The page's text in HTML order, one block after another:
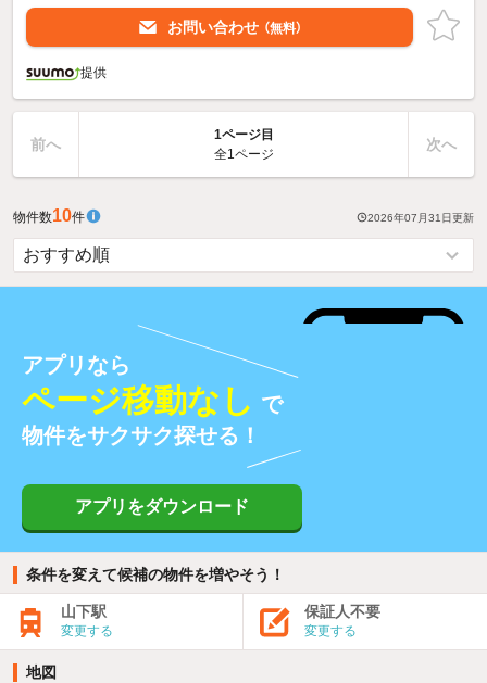
お問い合わせ （無料）
提供
前へ
1ページ目
全1ページ
次へ
物件数10件 2026年07月31日更新
アプリなら
ページ移動なし で
物件をサクサク探せる！
アプリをダウンロード
条件を変えて候補の物件を増やそう！
山下駅
変更する
保証人不要
変更する
地図